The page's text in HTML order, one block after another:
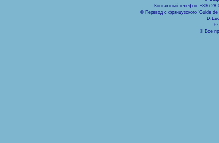
Контактный телефон:
© Перевод с французского "Guide
©
© Все